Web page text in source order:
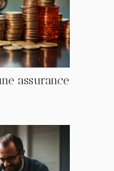
assurance